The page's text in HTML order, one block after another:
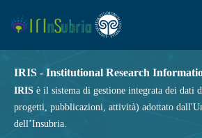
IRIS - Institutional Research
IRIS è il sistema di gestione integrata dei dati
progetti, pubblicazioni, attività) adottato
dell’Insubria.